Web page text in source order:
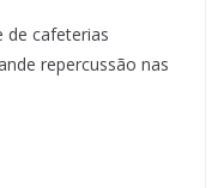
de cafeterias
repercussão nas